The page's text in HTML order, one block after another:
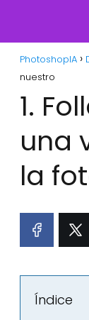
PhotoshopIA
nuestro
1.
una
la
Índice